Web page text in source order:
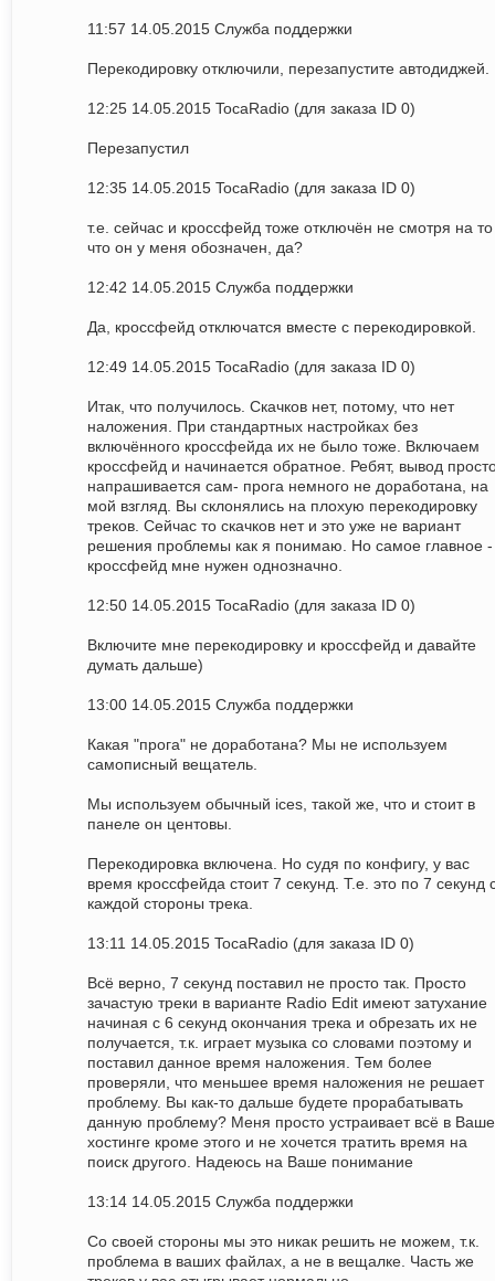
11:57 14.05.2015 Служба поддержки
Перекодировку отключили, перезапустите автодиджей.
12:25 14.05.2015 TocaRadio (для заказа ID 0)
Перезапустил
12:35 14.05.2015 TocaRadio (для заказа ID 0)
т.е. сейчас и кроссфейд тоже отключён не смотря на то
что он у меня обозначен, да?
12:42 14.05.2015 Служба поддержки
Да, кроссфейд отключатся вместе с перекодировкой.
12:49 14.05.2015 TocaRadio (для заказа ID 0)
Итак, что получилось. Скачков нет, потому, что нет
наложения. При стандартных настройках без
включённого кроссфейда их не было тоже. Включаем
кроссфейд и начинается обратное. Ребят, вывод
напрашивается сам- прога немного не доработана, на
мой взгляд. Вы склонялись на плохую перекодировку
треков. Сейчас то скачков нет и это уже не вариант
решения проблемы как я понимаю. Но самое главное -
кроссфейд мне нужен однозначно.
12:50 14.05.2015 TocaRadio (для заказа ID 0)
Включите мне перекодировку и кроссфейд и давайте
думать дальше)
13:00 14.05.2015 Служба поддержки
Какая "прога" не доработана? Мы не используем
самописный вещатель.
Мы используем обычный ices, такой же, что и стоит в
панеле он центовы.
Перекодировка включена. Но судя по конфигу, у вас
время кроссфейда стоит 7 секунд. Т.е. это по 7 секунд
каждой стороны трека.
13:11 14.05.2015 TocaRadio (для заказа ID 0)
Всё верно, 7 секунд поставил не просто так. Просто
зачастую треки в варианте Radio Edit имеют затухание
начиная с 6 секунд окончания трека и обрезать их не
получается, т.к. играет музыка со словами поэтому и
поставил данное время наложения. Тем более
проверяли, что меньшее время наложения не решает
проблему. Вы как-то дальше будете прорабатывать
данную проблему? Меня просто устраивает всё в
хостинге кроме этого и не хочется тратить время на
поиск другого. Надеюсь на Ваше понимание
13:14 14.05.2015 Служба поддержки
Со своей стороны мы это никак решить не можем, т.к.
проблема в ваших файлах, а не в вещалке. Часть же